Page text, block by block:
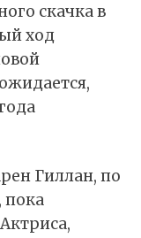
скачка в
ход
Гиллан, по
пока